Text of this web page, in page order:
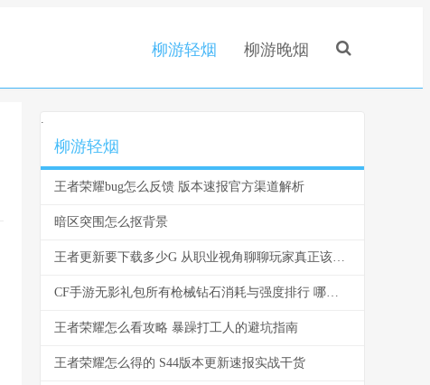
柳游轻烟 柳游晚烟
.
柳游轻烟
王者荣耀bug怎么反馈 版本速报官方渠道解析
暗区突围怎么抠背景
王者更新要下载多少G 从职业视角聊聊玩家真正该关心的事
CF手游无影礼包所有枪械钻石消耗与强度排行 哪把最值你攒的钻石
王者荣耀怎么看攻略 暴躁打工人的避坑指南
王者荣耀怎么得的 S44版本更新速报实战干货